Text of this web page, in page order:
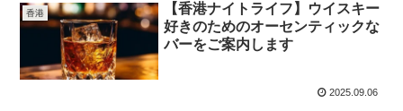
香港
【香港ナイトライフ】ウイスキー
好きのためのオーセンティックな
バーをご案内します
2025.09.06